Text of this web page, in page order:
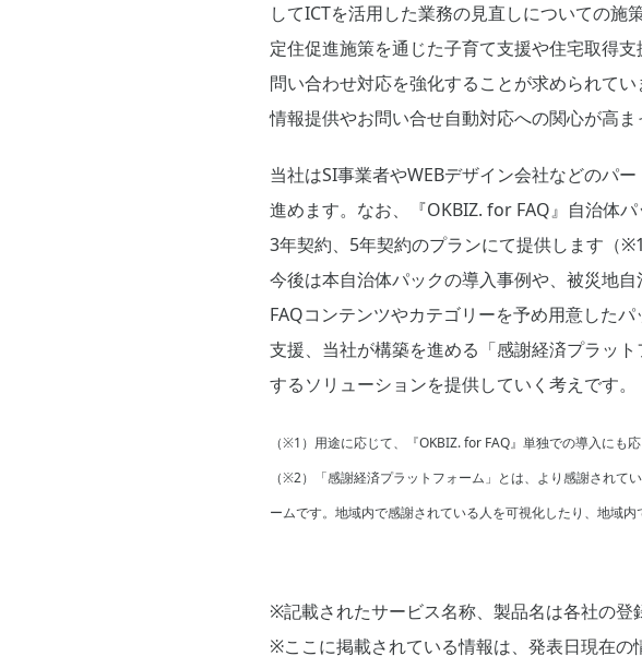
してICTを活用した業務の見直しについての
定住促進施策を通じた子育て支援や住宅取得
問い合わせ対応を強化することが求められて
情報提供やお問い合せ自動対応への関心が高ま
当社はSI事業者やWEBデザイン会社などのパ
進めます。なお、『OKBIZ. for FAQ』自治体
3年契約、5年契約のプランにて提供します（※1
今後は本自治体パックの導入事例や、被災地
FAQコンテンツやカテゴリーを予め用意した
支援、当社が構築を進める「感謝経済プラッ
するソリューションを提供していく考えです。
（※1）用途に応じて、『OKBIZ. for FAQ』単独での導入にも応
（※2）「感謝経済プラットフォーム」とは、より感謝されて
ームです。地域内で感謝されている人を可視化したり、地域
※記載されたサービス名称、製品名は各社の登
※ここに掲載されている情報は、発表日現在